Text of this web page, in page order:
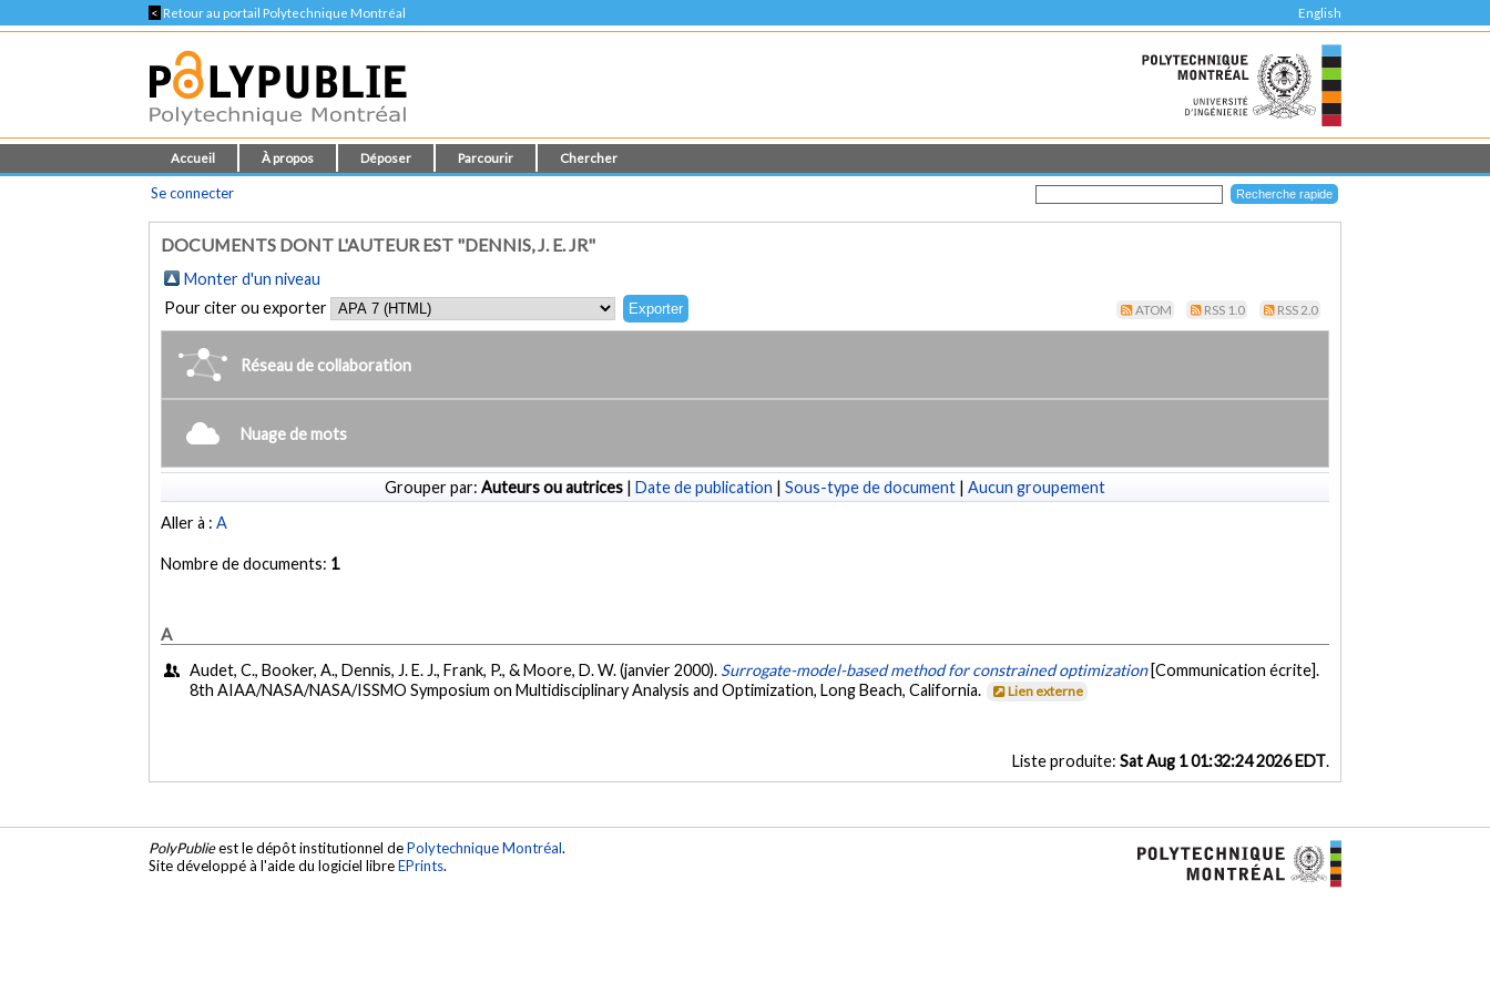
< Retour au portail Polytechnique Montréal English
Accueil À propos Déposer Parcourir Chercher
Se connecter
DOCUMENTS DONT L'AUTEUR EST "DENNIS, J. E. JR"
Monter d'un niveau
Pour citer ou exporter
ATOM RSS 1.0 RSS 2.0
Réseau de collaboration
Nuage de mots
Grouper par: Auteurs ou autrices | Date de publication | Sous-type de document | Aucun groupement
Aller à :A
Nombre de documents: 1
A
Audet, C., Booker, A., Dennis, J. E. J., Frank, P., & Moore, D. W. (janvier 2000). Surrogate-model-based method for constrained optimization [Communication écrite].
8th AIAA/NASA/NASA/ISSMO Symposium on Multidisciplinary Analysis and Optimization, Long Beach, California.
Lien externe
Liste produite: Sat Aug 1 01:32:24 2026 EDT.
PolyPublieest le dépôt institutionnel dePolytechnique Montréal.
Site développé à l'aide du logiciel libreEPrints.